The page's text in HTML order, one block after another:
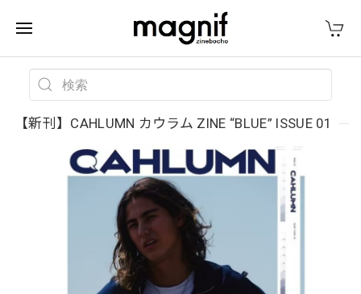
【新刊】CAHLUMN カウラム ZINE “BLUE” ISSUE 01